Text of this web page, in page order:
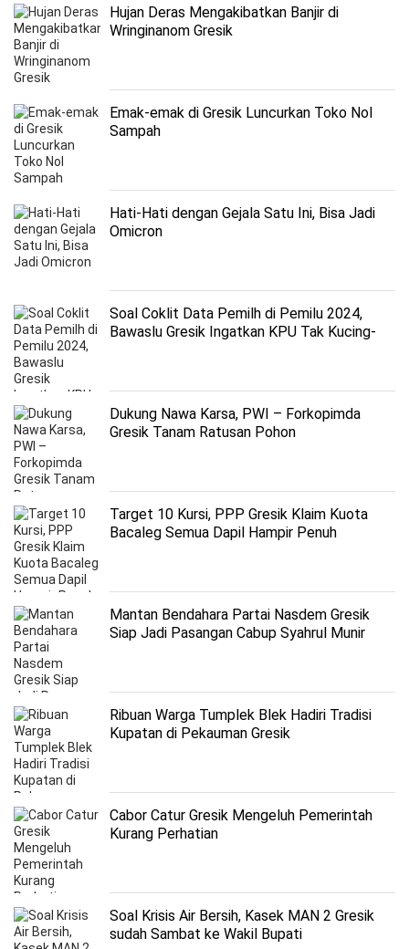
Hujan Deras Mengakibatkan Banjir di
Wringinanom Gresik
Emak-emak di Gresik Luncurkan Toko Nol
Sampah
Hati-Hati dengan Gejala Satu Ini, Bisa Jadi
Omicron
Soal Coklit Data Pemilh di Pemilu 2024,
Bawaslu Gresik Ingatkan KPU Tak Kucing-
Dukung Nawa Karsa, PWI – Forkopimda
Gresik Tanam Ratusan Pohon
Target 10 Kursi, PPP Gresik Klaim Kuota
Bacaleg Semua Dapil Hampir Penuh
Mantan Bendahara Partai Nasdem Gresik
Siap Jadi Pasangan Cabup Syahrul Munir
Ribuan Warga Tumplek Blek Hadiri Tradisi
Kupatan di Pekauman Gresik
Cabor Catur Gresik Mengeluh Pemerintah
Kurang Perhatian
Soal Krisis Air Bersih, Kasek MAN 2 Gresik
sudah Sambat ke Wakil Bupati